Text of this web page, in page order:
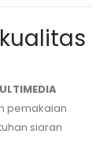
pemakaian
siaran